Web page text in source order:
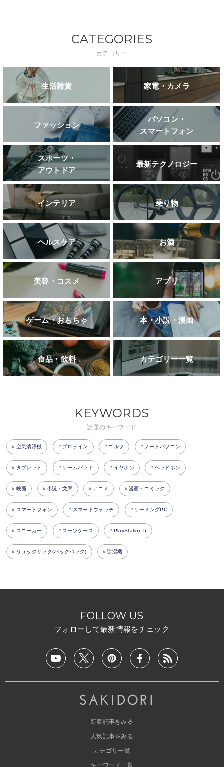
CATEGORIES
カテゴリー
生活雑貨 家電・カメラ
ファッション
パソコン・
スマートフォン
スポーツ・
アウトドア
最新テクノロジー
インテリア 乗り物
ヘルスケア お酒
美容・コスメ アプリ
ゲーム・おもちゃ 本・小説・漫画
食品・飲料 カテゴリー一覧
KEYWORDS
話題のキーワード
空気清浄機 プロテイン ゴルフ ノートパソコン
タブレット ゲームパッド イヤホン ヘッドホン
映画 小説・文庫 アニメ 漫画・コミック
スマートフォン スマートウォッチ ゲーミングPC
スニーカー スーツケース PlayStation 5
リュックサック(バックパック) 除湿機
FOLLOW US
フォローして最新情報をチェック
新着記事をみる
人気記事をみる
カテゴリ一覧